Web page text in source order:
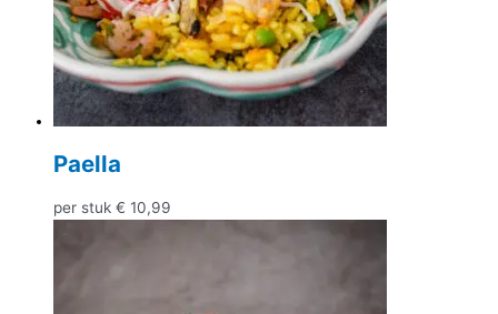
Paella
per stuk € 10,99